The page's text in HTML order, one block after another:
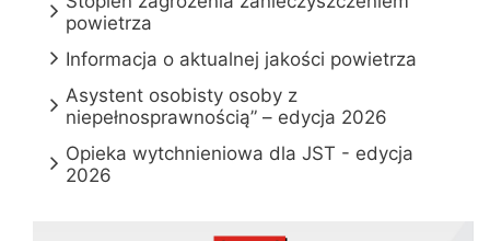
powietrza
Informacja o aktualnej jakości powietrza
Asystent osobisty osoby z
niepełnosprawnością” – edycja 2026
Opieka wytchnieniowa dla JST - edycja
2026